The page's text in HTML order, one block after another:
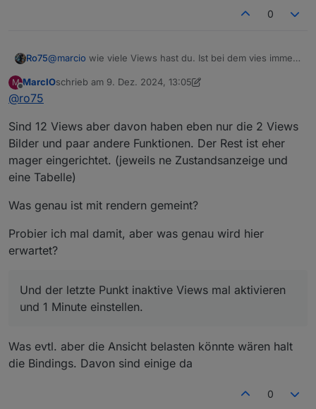
0
Ro75@marcio wie viele Views hast du. Ist bei dem vies immer
Und der letzte Punkt inaktive Views mal aktivieren und 1
Ro75
M
Offline
MarcIOschrieb am 9. Dez. 2024, 13:05
zuletzt editiert von MarcIO12. Sept. 2024, 14:18
@ro75
Sind 12 Views aber davon haben eben nur die 2 Views
Bilder und paar andere Funktionen. Der Rest ist eher
mager eingerichtet. (jeweils ne Zustandsanzeige und
eine Tabelle)
Was genau ist mit rendern gemeint?
Probier ich mal damit, aber was genau wird hier
erwartet?
Und der letzte Punkt inaktive Views mal aktivieren
und 1 Minute einstellen.
Was evtl. aber die Ansicht belasten könnte wären halt
die Bindings. Davon sind einige da
0